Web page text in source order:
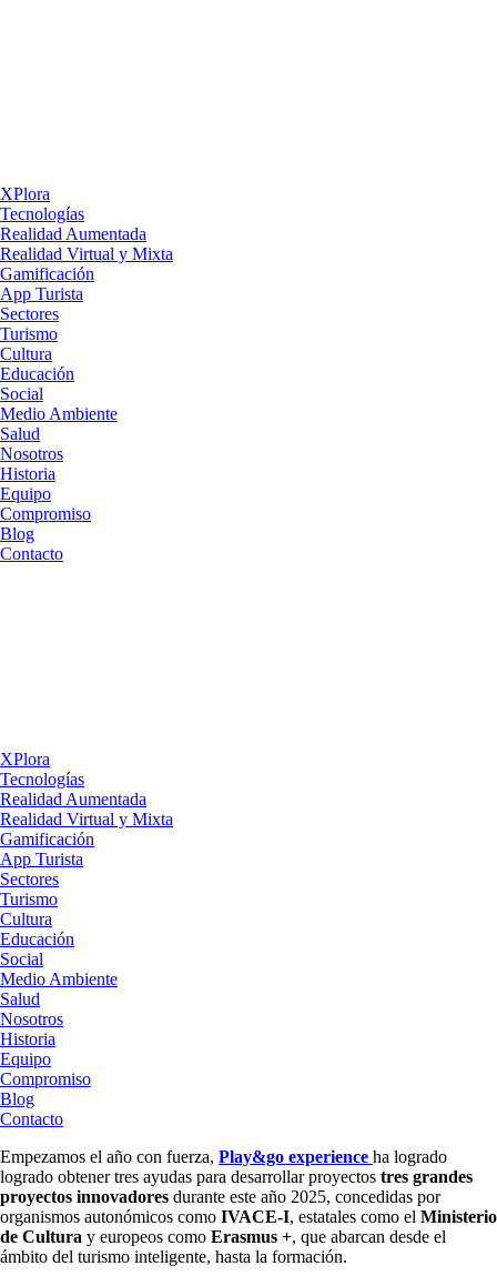
XPlora
Tecnologías
Realidad Aumentada
Realidad Virtual y Mixta
Gamificación
App Turista
Sectores
Turismo
Cultura
Educación
Social
Medio Ambiente
Salud
Nosotros
Historia
Equipo
Compromiso
Blog
Contacto
XPlora
Tecnologías
Realidad Aumentada
Realidad Virtual y Mixta
Gamificación
App Turista
Sectores
Turismo
Cultura
Educación
Social
Medio Ambiente
Salud
Nosotros
Historia
Equipo
Compromiso
Blog
Contacto
Empezamos el año con fuerza, Play&go experience ha logrado
logrado obtener tres ayudas para desarrollar proyectos tres grandes
proyectos innovadores durante este año 2025, concedidas por
organismos autonómicos como IVACE-I, estatales como el Ministerio
de Cultura y europeos como Erasmus +, que abarcan desde el
ámbito del turismo inteligente, hasta la formación.